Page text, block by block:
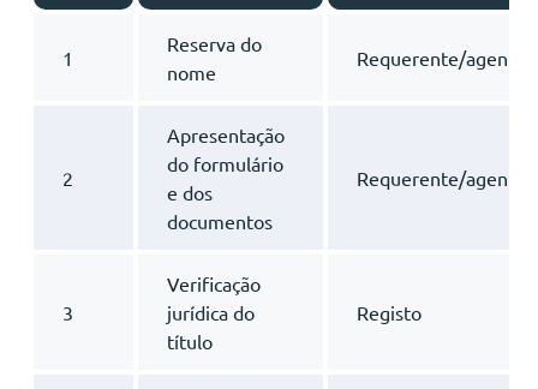
1
Reserva do
nome
Requerente/agente
2
Apresentação
do formulário
e dos
documentos
Requerente/agente
3
Verificação
jurídica do
título
Registo